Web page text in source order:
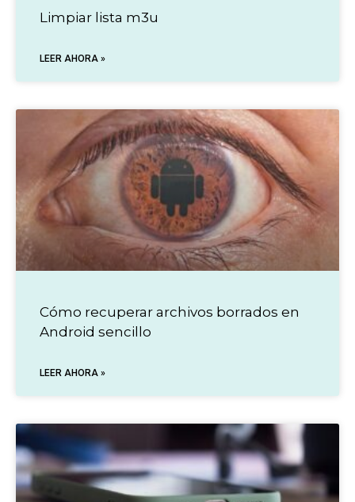
Limpiar lista m3u
LEER AHORA »
Cómo recuperar archivos borrados en
Android sencillo
LEER AHORA »